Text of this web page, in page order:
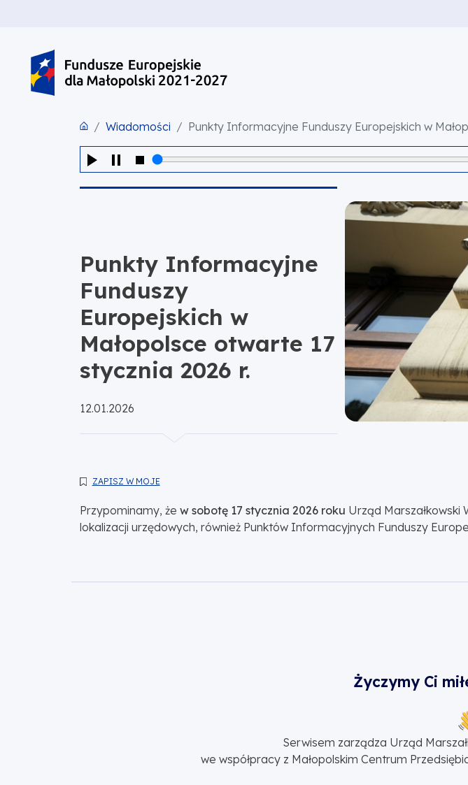
Wiadomości Punkty Informacyjne Funduszy Europejskich w
Punkty Informacyjne
Funduszy
Europejskich w
Małopolsce otwarte 17
stycznia 2026 r.
Opublikowano:
12.01.2026
ZAPISZ W MOJE
Przypominamy, że w sobotę 17 stycznia 2026 roku Urząd Marszałkowski
lokalizacji urzędowych, również Punktów Informacyjnych Funduszy
Życzymy Ci
Serwisem zarządza Urząd
we współpracy z Małopolskim Centrum